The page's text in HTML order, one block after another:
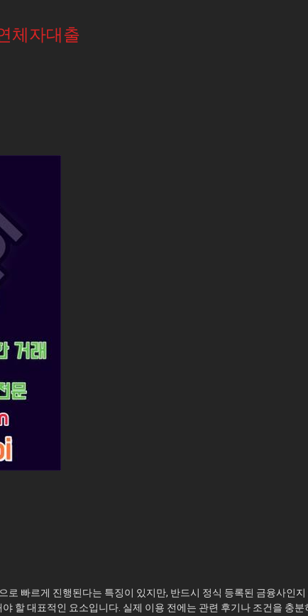
체자대출
빠르게 진행된다는 특징이 있지만, 반드시 정식 등록된 금융사인
할 대표적인 요소입니다. 실제 이용 전에는 관련 후기나 조건을 충